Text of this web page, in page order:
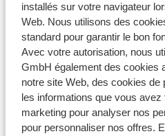
installés sur votre navigateur
Web. Nous utilisons des
standard pour garantir le bon
Avec votre autorisation, nous
GmbH également des cookies
notre site Web, des cookies
les informations que vous
marketing pour analyser nos
pour personnaliser nos offres.
Vous n'avez pas
votre question?
Contactez-nous par